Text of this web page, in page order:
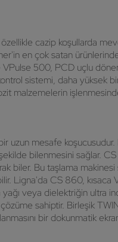
cazip koşullarda
en çok satan
500, PCD uçlu döner
sistemi, daha yüksek
malzemelerin
uzun mesafe
bilenmesini sağlar. CS
biler. Bu taşlama makinesi
Ligna'da CS 860, kısaca
veya dielektriğin ultra
sahiptir. Birleşik
bir dokunmatik ekran